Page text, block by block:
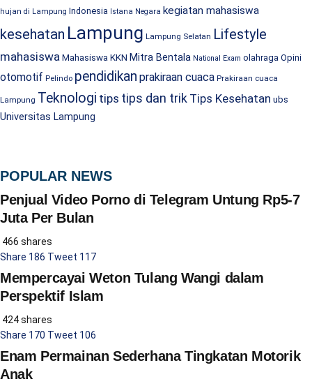
hujan di Lampung Indonesia Istana Negara kegiatan mahasiswa
kesehatan Lampung Lampung Selatan Lifestyle
mahasiswa Mahasiswa KKN Mitra Bentala National Exam olahraga Opini
otomotif Pelindo pendidikan prakiraan cuaca Prakiraan cuaca
Lampung Teknologi tips tips dan trik Tips Kesehatan ubs
Universitas Lampung
POPULAR NEWS
Penjual Video Porno di Telegram Untung Rp5-7
Juta Per Bulan
466 shares
Share 186 Tweet 117
Mempercayai Weton Tulang Wangi dalam
Perspektif Islam
424 shares
Share 170 Tweet 106
Enam Permainan Sederhana Tingkatan Motorik
Anak